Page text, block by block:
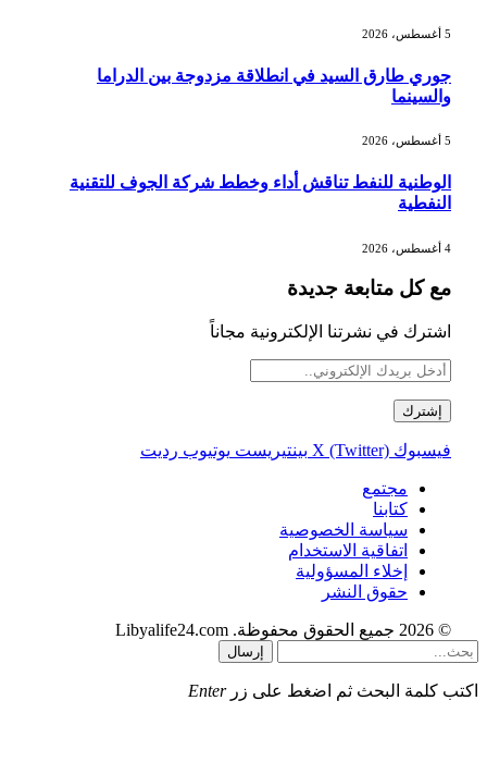
جوري طارق السيد في انطلاقة مزدوجة بين الدراما
والسينما
الوطنية للنفط تناقش أداء وخطط شركة الجوف للتقنية
النفطية
مع كل متابعة جديدة
اشترك في نشرتنا الإلكترونية مجاناً
فيسبوك X (Twitter) بينتيريست يوتيوب رديت
مجتمع
كتابنا
سياسة الخصوصية
اتفاقية الاستخدام
إخلاء المسؤولية
حقوق النشر
© 2026 جميع الحقوق محفوظة. Libyalife24.com
إرسال
اكتب كلمة البحث ثم اضغط على زر Enter